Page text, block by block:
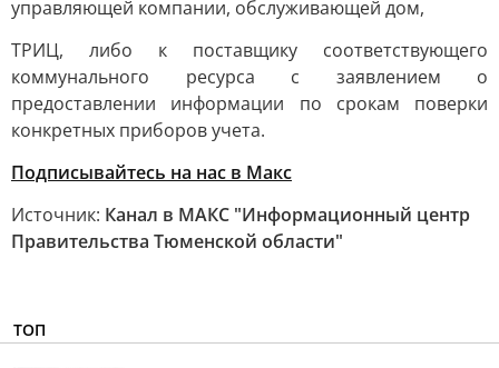
управляющей компании, обслуживающей дом,
ТРИЦ, либо к поставщику соответствующего
коммунального ресурса с заявлением о
предоставлении информации по срокам поверки
конкретных приборов учета.
Подписывайтесь на нас в Макс
Источник: Канал в МАКС "Информационный центр
Правительства Тюменской области"
ТОП